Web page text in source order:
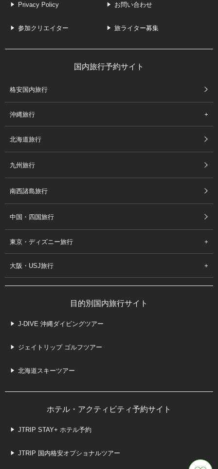
Privacy Policy お問い合わせ
参加クリエイター 旅ライター募集
国内旅行予約サイト
格安国内旅行
沖縄旅行
北海道旅行
九州旅行
南西諸島旅行
中国・四国旅行
東京・ディズニー旅行
大阪・USJ旅行
目的別国内旅行サイト
J-DIVE 沖縄ダイビングツアー
ジェイトリップ ゴルフツアー
北海道スキーツアー
ホテル・アクティビティ予約サイト
JTRIP STAY+ ホテル予約
JTRIP 国内格安オプショナルツアー